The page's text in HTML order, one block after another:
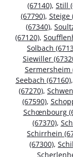
(67140), Still
(67790), Steige
(67340),
(67120),
Solbach
Siewiller
Sermersheim
Seebach (67160),
(67270),
(67590),
Schœnbourg
(67370),
Schirrhein
(67300),